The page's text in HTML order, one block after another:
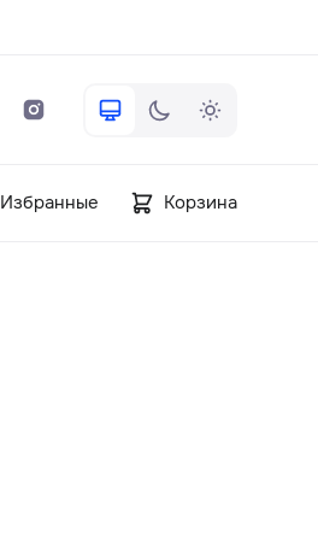
Избранные Корзина
+7 ( 705 ) 181-42-50